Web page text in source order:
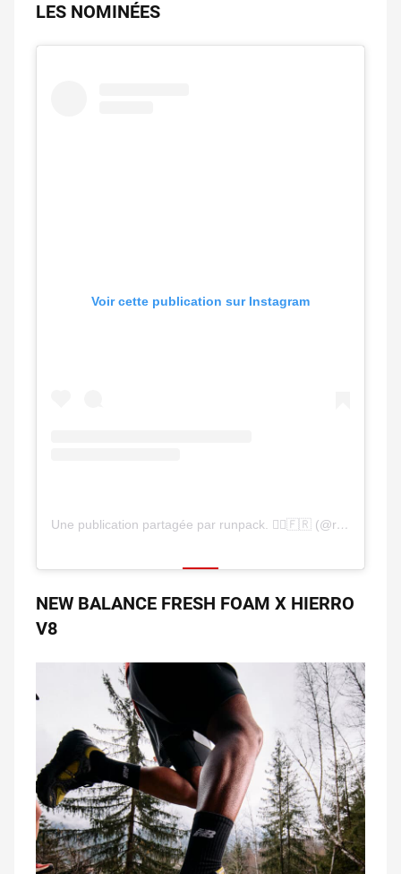
LES NOMINÉES
Voir cette publication sur Instagram
Une publication partagée par runpack. 🏃‍♂️🇫🇷 (@runpackfr)
NEW BALANCE FRESH FOAM X HIERRO
V8